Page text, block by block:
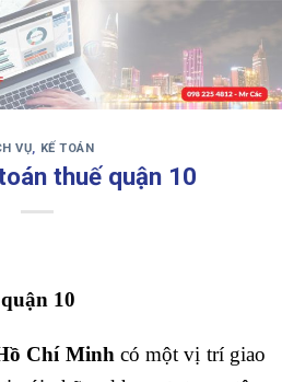
‹ ›
VỤ, KẾ TOÁN
thuế quận 10
10
Chí Minhcó một vị trí giao